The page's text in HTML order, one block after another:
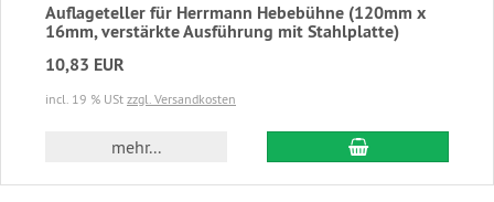
Auflageteller für Herrmann Hebebühne (120mm x
16mm, verstärkte Ausführung mit Stahlplatte)
10,83 EUR
incl. 19 % USt zzgl. Versandkosten
mehr... In den